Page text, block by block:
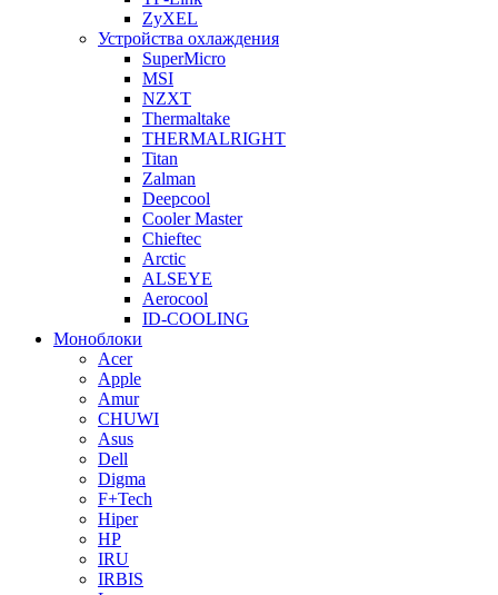
ZyXEL
Устройства охлаждения
SuperMicro
MSI
NZXT
Thermaltake
THERMALRIGHT
Titan
Zalman
Deepcool
Cooler Master
Chieftec
Arctic
ALSEYE
Aerocool
ID-COOLING
Моноблоки
Acer
Apple
Amur
CHUWI
Asus
Dell
Digma
F+Tech
Hiper
HP
IRU
IRBIS